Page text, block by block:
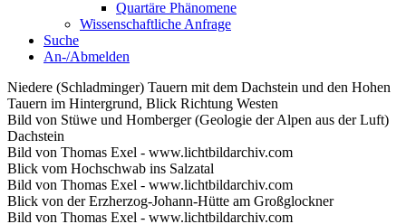
Quartäre Phänomene
Wissenschaftliche Anfrage
Suche
An-/Abmelden
Niedere (Schladminger) Tauern mit dem Dachstein und den Hohen
Tauern im Hintergrund, Blick Richtung Westen
Bild von Stüwe und Homberger (Geologie der Alpen aus der Luft)
Dachstein
Bild von Thomas Exel - www.lichtbildarchiv.com
Blick vom Hochschwab ins Salzatal
Bild von Thomas Exel - www.lichtbildarchiv.com
Blick von der Erzherzog-Johann-Hütte am Großglockner
Bild von Thomas Exel - www.lichtbildarchiv.com